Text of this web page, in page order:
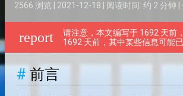
2566 浏览 | 2021-12-18 | 阅读时间: 约 2 分钟 |
report
请注意，本文编写于 1692 天前
1692 天前，其中某些信息可能已
前言